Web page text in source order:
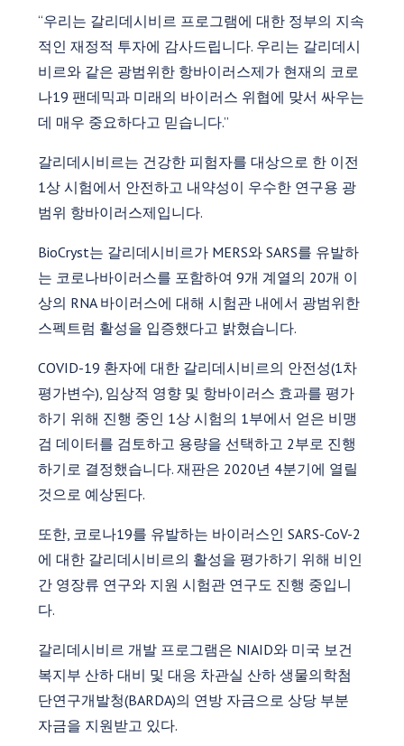
“우리는 갈리데시비르 프로그램에 대한 정부의 지속
적인 재정적 투자에 감사드립니다. 우리는 갈리데시
비르와 같은 광범위한 항바이러스제가 현재의 코로
나19 팬데믹과 미래의 바이러스 위협에 맞서 싸우는
데 매우 중요하다고 믿습니다.”
갈리데시비르는 건강한 피험자를 대상으로 한 이전
1상 시험에서 안전하고 내약성이 우수한 연구용 광
범위 항바이러스제입니다.
BioCryst는 갈리데시비르가 MERS와 SARS를 유발하
는 코로나바이러스를 포함하여 9개 계열의 20개 이
상의 RNA 바이러스에 대해 시험관 내에서 광범위한
스펙트럼 활성을 입증했다고 밝혔습니다.
COVID-19 환자에 대한 갈리데시비르의 안전성(1차
평가변수), 임상적 영향 및 항바이러스 효과를 평가
하기 위해 진행 중인 1상 시험의 1부에서 얻은 비맹
검 데이터를 검토하고 용량을 선택하고 2부로 진행
하기로 결정했습니다. 재판은 2020년 4분기에 열릴
것으로 예상된다.
또한, 코로나19를 유발하는 바이러스인 SARS-CoV-2
에 대한 갈리데시비르의 활성을 평가하기 위해 비인
간 영장류 연구와 지원 시험관 연구도 진행 중입니
다.
갈리데시비르 개발 프로그램은 NIAID와 미국 보건
복지부 산하 대비 및 대응 차관실 산하 생물의학첨
단연구개발청(BARDA)의 연방 자금으로 상당 부분
자금을 지원받고 있다.